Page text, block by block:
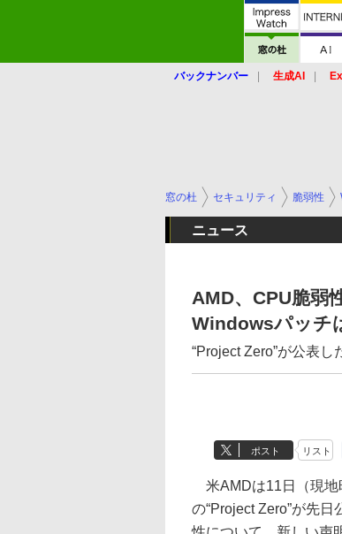
バックナンバー 生成AI
窓の杜 セキュリティ 脆弱性
ニュース
AMD、CPU脆弱
Windowsパッチ
“Project Zero”が公表
ポスト リスト
米AMDは11日（現地
の“Project Zero”が先